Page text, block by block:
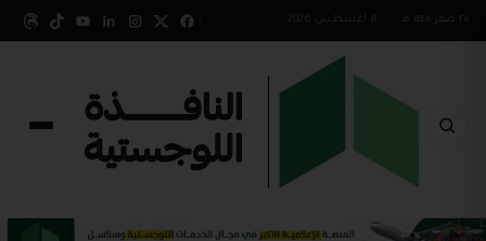
8 أغسطس 2026